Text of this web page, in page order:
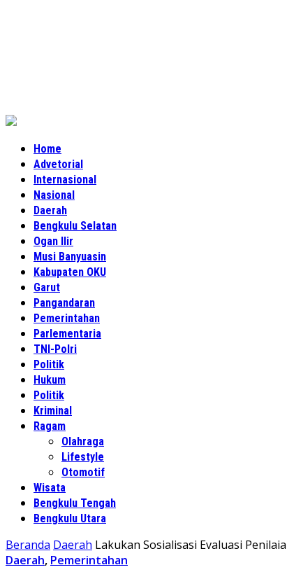
Home
Advetorial
Internasional
Nasional
Daerah
Bengkulu Selatan
Ogan Ilir
Musi Banyuasin
Kabupaten OKU
Garut
Pangandaran
Pemerintahan
Parlementaria
TNI-Polri
Politik
Hukum
Politik
Kriminal
Ragam
Olahraga
Lifestyle
Otomotif
Wisata
Bengkulu Tengah
Bengkulu Utara
Beranda Daerah Lakukan Sosialisasi Evaluasi
Daerah, Pemerintahan